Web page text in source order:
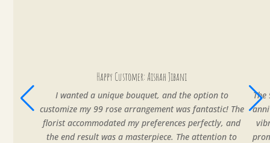
Happy Customer: Aishah Jibani
I wanted a unique bouquet, and the option to
customize my 99 rose arrangement was fantastic! The
florist accommodated my preferences perfectly, and
the end result was a masterpiece. The attention to
The